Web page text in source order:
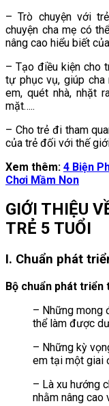
– Trò chuyện với
chuyện cha mẹ có
nâng cao hiểu biết
– Tạo điều kiện cho
tự phục vụ, giúp
em, quét nhà, nhặt
mặt…..
– Cho trẻ đi tham
của trẻ đối với thế
Xem thêm: 4 Biện
Chơi Mầm Non
GIỚI THIỆU
TRẺ 5 TUỔI
I. Chuẩn phát
Bộ chuẩn phát triển
– Những mong
thể làm được
– Những kỳ
em tại một giai
– Là xu hướng
nhằm nâng cao